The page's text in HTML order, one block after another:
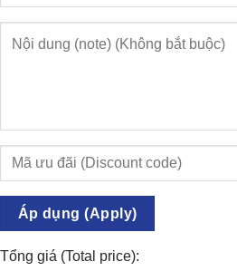
Áp dụng (Apply)
Tổng giá (Total price):